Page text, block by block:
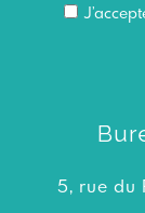
5, rue du